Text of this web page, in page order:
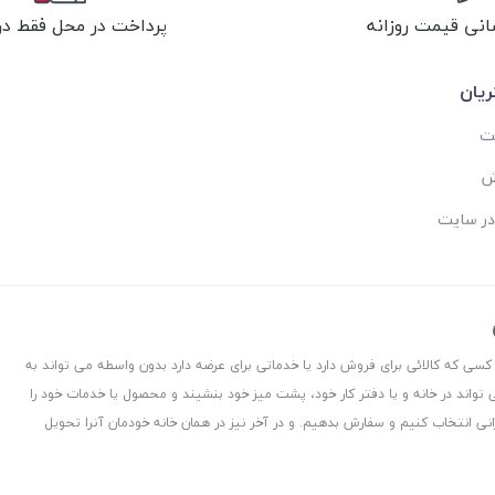
قیمت روزانه پرداخت در محل فقط
سایت
که کالائی برای فروش دارد یا خدماتی برای عرضه دارد بدون واسطه می تواند به
در خانه و یا دفتر کار خود، پشت میز خود بنشیند و محصول یا خدمات خود را
انتخاب کنیم و سفارش بدهیم. و در آخر نیز در همان خانه خودمان آنرا تحویل